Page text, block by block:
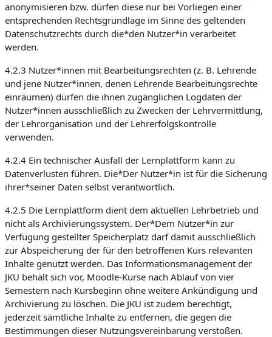
anonymisieren bzw. dürfen diese nur bei Vorliegen einer
entsprechenden Rechtsgrundlage im Sinne des geltenden
Datenschutzrechts durch die*den Nutzer*in verarbeitet
werden.
4.2.3 Nutzer*innen mit Bearbeitungsrechten (z. B. Lehrende
und jene Nutzer*innen, denen Lehrende Bearbeitungsrechte
einräumen) dürfen die ihnen zugänglichen Logdaten der
Nutzer*innen ausschließlich zu Zwecken der Lehrvermittlung,
der Lehrorganisation und der Lehrerfolgskontrolle
verwenden.
4.2.4 Ein technischer Ausfall der Lernplattform kann zu
Datenverlusten führen. Die*Der Nutzer*in ist für die Sicherung
ihrer*seiner Daten selbst verantwortlich.
4.2.5 Die Lernplattform dient dem aktuellen Lehrbetrieb und
nicht als Archivierungssystem. Der*Dem Nutzer*in zur
Verfügung gestellter Speicherplatz darf damit ausschließlich
zur Abspeicherung der für den betroffenen Kurs relevanten
Inhalte genutzt werden. Das Informationsmanagement der
JKU behält sich vor, Moodle-Kurse nach Ablauf von vier
Semestern nach Kursbeginn ohne weitere Ankündigung und
Archivierung zu löschen. Die JKU ist zudem berechtigt,
jederzeit sämtliche Inhalte zu entfernen, die gegen die
Bestimmungen dieser Nutzungsvereinbarung verstoßen.